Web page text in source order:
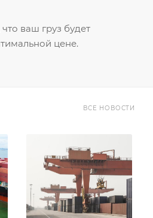
ваш груз будет
цене.
ВСЕ НОВОСТИ